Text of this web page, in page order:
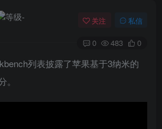
关注 私信
0 483 0
列表披露了苹果基于3纳米的